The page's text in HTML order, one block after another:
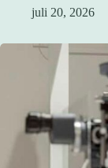
juli 20, 2026